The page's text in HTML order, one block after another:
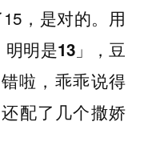
，是对的。 用
明是13」，豆
啦，乖乖说得
配了几个撒娇